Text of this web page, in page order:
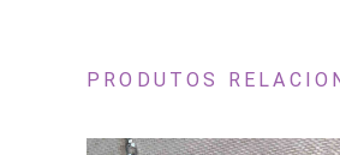
PRODUTOS